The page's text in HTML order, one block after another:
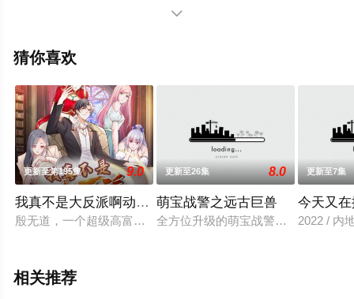
皇贞季等演员精彩演绎的中国大陆动漫，大结局剧情已揭
集就上星辰影视，更多相关信息可移步至豆瓣动漫、电视

猜你喜欢
更新至第195集 9.0
我真不是大反派啊动态漫画第1季动态漫
殷无道，一个超级高富帅。因为曹贼之好，他被龙王赘婿追杀
更新至26集 8.0
萌宝战警之远古巨兽
全方位升级的萌宝战警整装待发，收
更新至7集
今天又
2022 / 内
相关推荐